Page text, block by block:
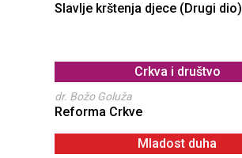
Slavlje krštenja djece (Drugi dio)
Crkva i društvo
dr. Božo Goluža
Reforma Crkve
Mladost duha